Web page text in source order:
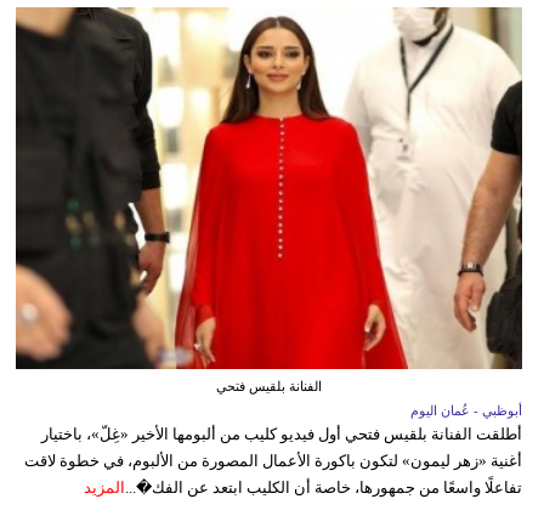
الفنانة بلقيس فتحي
أبوظبي - عُمان اليوم
أطلقت الفنانة بلقيس فتحي أول فيديو كليب من ألبومها الأخير «غِلّ»، باختيار
أغنية «زهر ليمون» لتكون باكورة الأعمال المصورة من الألبوم، في خطوة لاقت
تفاعلًا واسعًا من جمهورها، خاصة أن الكليب ابتعد عن الفك�... المزيد